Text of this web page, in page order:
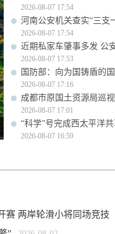
2026-08-07 17:54
河南公安机关查实“三支
2026-08-07 17:54
近期私家车肇事多发 公
2026-08-07 17:53
国防部：向为国铸盾的
2026-08-07 17:16
成都市原国土资源局巡
2026-08-07 17:01
“科学”号完成西太平洋
2026-08-07 16:59
赛 两岸轮滑小将同场竞技